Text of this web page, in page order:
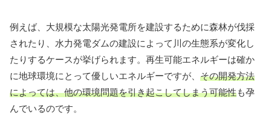
例えば、大規模な太陽光発電所を建設するために森林が伐採
されたり、水力発電ダムの建設によって川の生態系が変化し
たりするケースが挙げられます。再生可能エネルギーは確か
に地球環境にとって優しいエネルギーですが、 その開発方法
によっては、他の環境問題を引き起こしてしまう可能性も孕
んでいるのです。